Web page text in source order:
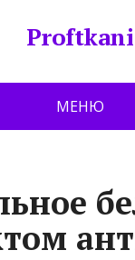
Proftkani
МЕНЮ